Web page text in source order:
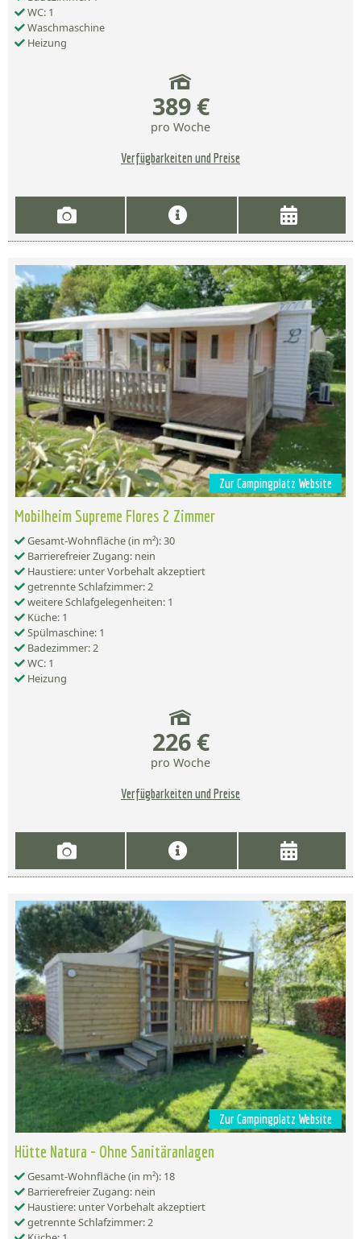
WC: 1
Waschmaschine
Heizung
389 €
pro Woche
Verfügbarkeiten und Preise
Zur Campingplatz Website
Mobilheim Supreme Flores 2 Zimmer
Gesamt-Wohnfläche (in m²): 30
Barrierefreier Zugang: nein
Haustiere: unter Vorbehalt akzeptiert
getrennte Schlafzimmer: 2
weitere Schlafgelegenheiten: 1
Küche: 1
Spülmaschine: 1
Badezimmer: 2
WC: 1
Heizung
226 €
pro Woche
Verfügbarkeiten und Preise
Zur Campingplatz Website
Hütte Natura - Ohne Sanitäranlagen
Gesamt-Wohnfläche (in m²): 18
Barrierefreier Zugang: nein
Haustiere: unter Vorbehalt akzeptiert
getrennte Schlafzimmer: 2